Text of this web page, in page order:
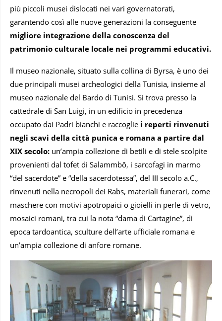
più piccoli musei dislocati nei vari governatorati,
garantendo così alle nuove generazioni la conseguente
migliore integrazione della conoscenza del
patrimonio culturale locale nei programmi educativi.
Il museo nazionale, situato sulla collina di Byrsa, è uno dei
due principali musei archeologici della Tunisia, insieme al
museo nazionale del Bardo di Tunisi. Si trova presso la
cattedrale di San Luigi, in un edificio in precedenza
occupato dai Padri bianchi e raccoglie i reperti rinvenuti
negli scavi della città punica e romana a partire dal
XIX secolo: un’ampia collezione di betili e di stele scolpite
provenienti dal tofet di Salammbô, i sarcofagi in marmo
“del sacerdote” e “della sacerdotessa”, del III secolo a.C.,
rinvenuti nella necropoli dei Rabs, materiali funerari, come
maschere con motivi apotropaici o gioielli in perle di vetro,
mosaici romani, tra cui la nota “dama di Cartagine”, di
epoca tardoantica, sculture dell’arte ufficiale romana e
un’ampia collezione di anfore romane.